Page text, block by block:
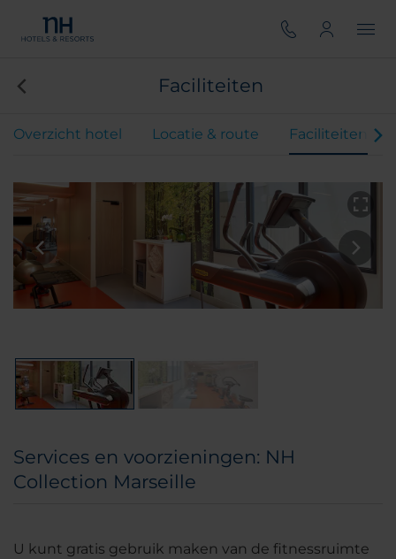
Faciliteiten
Overzicht hotel Locatie & route Faciliteiten
Services en voorzieningen: NH
Collection Marseille
U kunt gratis gebruik maken van de fitnessruimte